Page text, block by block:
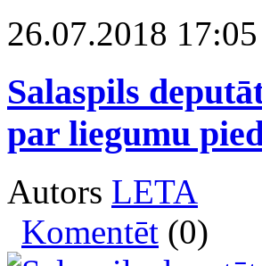
26.07.2018 17:05
Salaspils
par liegumu
Autors LETA
Komentēt (0)